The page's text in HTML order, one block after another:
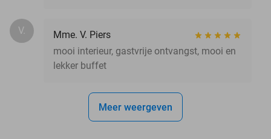
V.
Mme. V. Piers
mooi interieur, gastvrije ontvangst, mooi en
lekker buffet
Meer weergeven